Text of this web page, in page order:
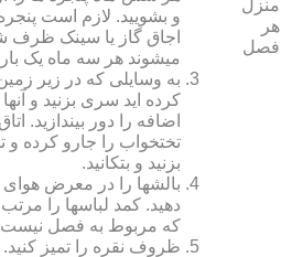
منزل
هر
فصل
و بشویید. لازم است
اجاق گاز یا سینک ظرف
می‏شوند هر سه ماه یک
به وسایلی که در زیر
کرده‏ اید سری بزنید و
اضافه را دور بیندازید.
تختخواب را جارو کرده و
بزنید و بتکانید.
بالش‏ها را در معرض هوای
دهید. کمد لباس‏ها را
که مربوط به فصل نیست
ظروف نقره را تمیز کنید.